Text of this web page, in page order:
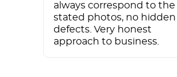
always correspond to the
stated photos, no hidden
defects. Very honest
approach to business.